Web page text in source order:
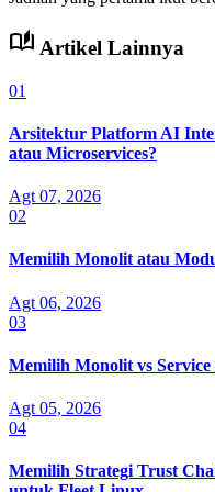
auto_stories Artikel Lainnya
01
Arsitektur Platform AI
atau Microservices?
Agt 07, 2026
02
Memilih Monolit atau
Agt 06, 2026
03
Memilih Monolit vs
Agt 05, 2026
04
Memilih Strategi Trust